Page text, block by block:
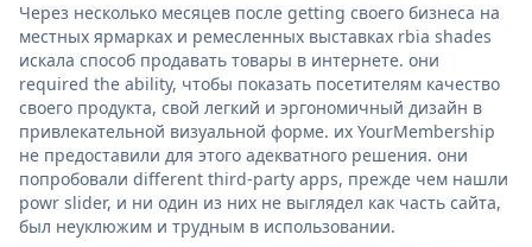
Через несколько месяцев после getting своего бизнеса на
местных ярмарках и ремесленных выставках rbia shades
искала способ продавать товары в интернете. они
required the ability, чтобы показать посетителям качество
своего продукта, свой легкий и эргономичный дизайн в
привлекательной визуальной форме. их YourMembership
не предоставили для этого адекватного решения. они
попробовали different third-party apps, прежде чем нашли
powr slider, и ни один из них не выглядел как часть сайта,
был неуклюжим и трудным в использовании.